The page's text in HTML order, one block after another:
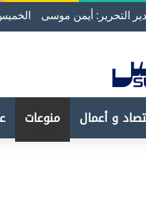
التحرير: أيمن موسى الخميس , 6
و أعمال منوعات